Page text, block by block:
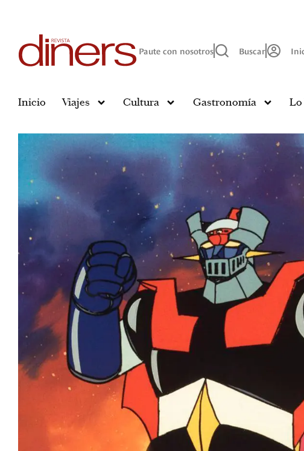
Paute con nosotros Buscar
Inicio Viajes Cultura Gastronomía